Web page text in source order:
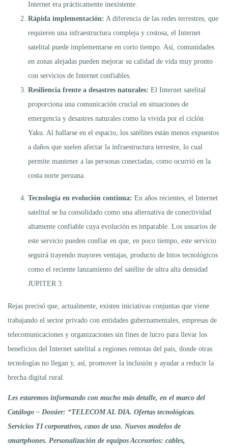
Internet era prácticamente inexistente.
Rápida implementación: A diferencia de las redes terrestres, que
requieren una infraestructura compleja y costosa, el Internet
satelital puede implementarse en corto tiempo. Así, comunidades
en zonas alejadas pueden mejorar su calidad de vida muy pronto
con servicios de Internet confiables.
Resiliencia frente a desastres naturales: El Internet satelital
proporciona una comunicación crucial en situaciones de
emergencia y desastres naturales como la vivida por el ciclón
Yaku. Al hallarse en el espacio, los satélites están menos expuestos
a daños que suelen afectar la infraestructura terrestre, lo cual
permite mantener a las personas conectadas, como ocurrió en la
costa norte peruana.
Tecnología en evolución continua: En años recientes, el Internet
satelital se ha consolidado como una alternativa de conectividad
altamente confiable cuya evolución es imparable. Los usuarios de
este servicio pueden confiar en que, en poco tiempo, este servicio
seguirá trayendo mayores ventajas, producto de hitos tecnológicos
como el reciente lanzamiento del satélite de ultra alta densidad
JUPITER 3.
Rejas precisó que, actualmente, existen iniciativas conjuntas que viene
trabajando el sector privado con entidades gubernamentales, empresas de
telecomunicaciones y organizaciones sin fines de lucro para llevar los
beneficios del Internet satelital a regiones remotas del país, donde otras
tecnologías no llegan y, así, promover la inclusión y ayudar a reducir la
brecha digital rural.
Les estaremos informando con mucho más detalle, en el marco del
Catálogo – Dossier: “TELECOM AL DIA. Ofertas tecnológicas.
Servicios TI corporativos, casos de uso. Nuevos modelos de
smartphones. Personalización de equipos Accesorios: cables,